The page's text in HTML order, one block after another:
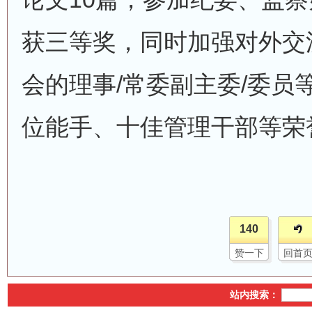
获三等奖，同时加强对外
会的理事/常委副主委/委员
位能手、十佳管理干部等荣
140
赞一下 回首页
站内搜索：